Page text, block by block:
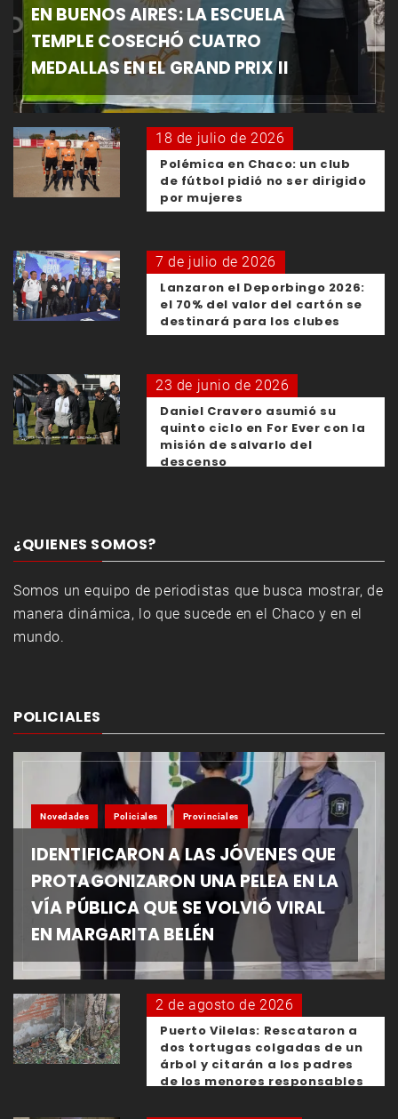
EN BUENOS AIRES: LA ESCUELA
TEMPLE COSECHÓ CUATRO
MEDALLAS EN EL GRAND PRIX II
18 de julio de 2026
Polémica en Chaco: un club
de fútbol pidió no ser dirigido
por mujeres
7 de julio de 2026
Lanzaron el Deporbingo 2026:
el 70% del valor del cartón se
destinará para los clubes
23 de junio de 2026
Daniel Cravero asumió su
quinto ciclo en For Ever con la
misión de salvarlo del
descenso
¿QUIENES SOMOS?
Somos un equipo de periodistas que busca mostrar, de
manera dinámica, lo que sucede en el Chaco y en el
mundo.
POLICIALES
Novedades Policiales Provinciales
IDENTIFICARON A LAS JÓVENES QUE
PROTAGONIZARON UNA PELEA EN LA
VÍA PÚBLICA QUE SE VOLVIÓ VIRAL
EN MARGARITA BELÉN
2 de agosto de 2026
Puerto Vilelas: Rescataron a
dos tortugas colgadas de un
árbol y citarán a los padres
de los menores responsables